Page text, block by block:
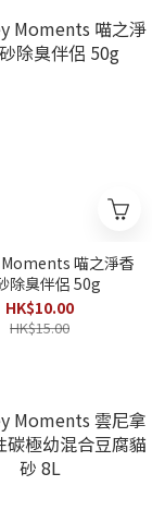
喵之淨香
除臭伴侶 50g
HK$10.00
HK$15.00